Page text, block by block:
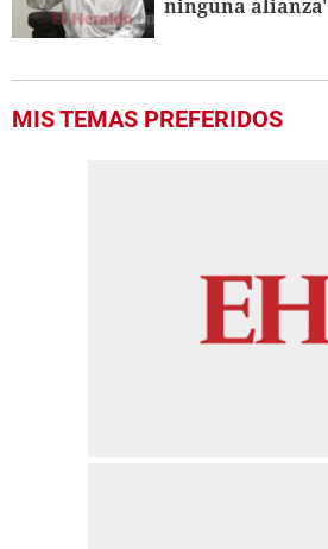
ninguna alianza'
MIS TEMAS PREFERIDOS